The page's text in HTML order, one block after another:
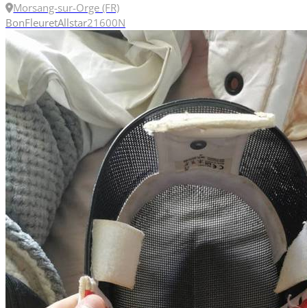
Morsang-sur-Orge (FR)
BonFleuretAllstar21600N